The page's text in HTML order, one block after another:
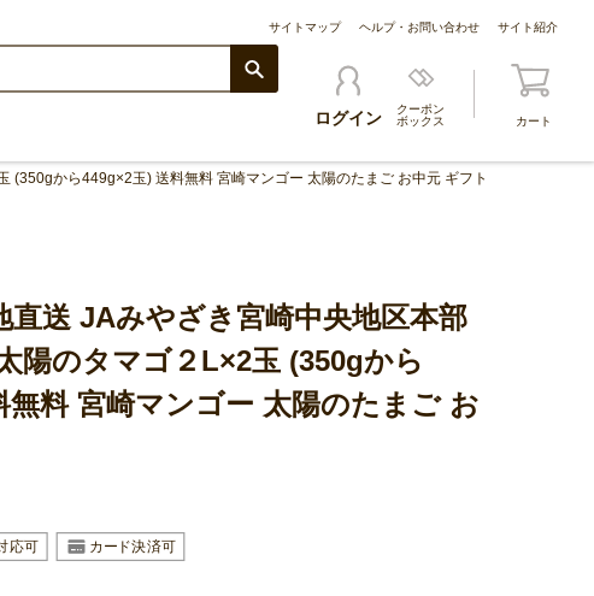
サイトマップ ヘルプ・お問い合わせ サイト紹介
ログイン
クーポン
ボックス
カート
から449g×2玉) 送料無料 宮崎マンゴー 太陽のたまご お中元 ギフト
直送 JAみやざき宮崎中央地区本部
陽のタマゴ２L×2玉 (350gから
無料 宮崎マンゴー 太陽のたまご お